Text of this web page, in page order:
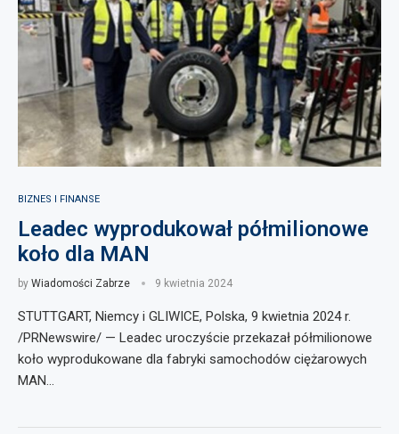
BIZNES I FINANSE
Leadec wyprodukował półmilionowe
koło dla MAN
by Wiadomości Zabrze 9 kwietnia 2024
STUTTGART, Niemcy i GLIWICE, Polska, 9 kwietnia 2024 r.
/PRNewswire/ — Leadec uroczyście przekazał półmilionowe
koło wyprodukowane dla fabryki samochodów ciężarowych
MAN…